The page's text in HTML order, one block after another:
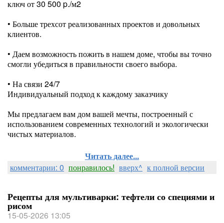
ключ от 30 500 p./м2
• Больше трехсот реализованных проектов и довольных
клиентов.
• Даем возможность пожить в нашем доме, чтобы вы точно
смогли убедиться в правильности своего выбора.
• На связи 24/7
Индивидуальный подход к каждому заказчику
Мы предлагаем вам дом вашей мечты, построенный с
использованием современных технологий и экологически
чистых материалов.
Читать далее...
комментарии: 0 понравилось! вверх^ к полной версии
Рецепты для мультиварки: тефтели со специями и
рисом
15-05-2026 13:05